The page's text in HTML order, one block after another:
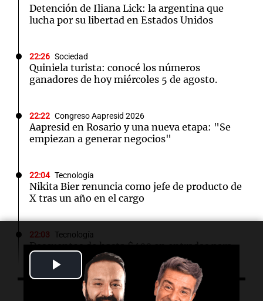
Play
Video
Detención de Iliana Lick: la argentina que
lucha por su libertad en Estados Unidos
22:26 Sociedad
Quiniela turista: conocé los números
ganadores de hoy miércoles 5 de agosto.
22:22 Congreso Aapresid 2026
Aapresid en Rosario y una nueva etapa: "Se
empiezan a generar negocios"
22:04 Tecnología
Nikita Bier renuncia como jefe de producto de
X tras un año en el cargo
22:03 Tecnología
Descuentos de hasta $400 en entradas para
TechCrunch Disrupt 2026 hasta el viernes
Viva la Radio Rosario